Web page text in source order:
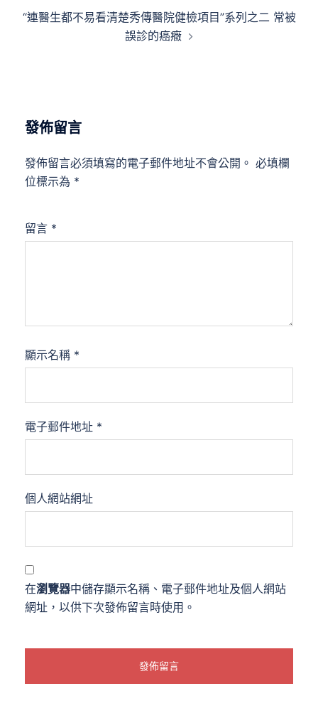
“連醫生都不易看清楚秀傳醫院健檢項目”系列之二 常被
誤診的癌癥
發佈留言
發佈留言必須填寫的電子郵件地址不會公開。 必填欄
位標示為 *
留言 *
顯示名稱 *
電子郵件地址 *
個人網站網址
在瀏覽器中儲存顯示名稱、電子郵件地址及個人網站
網址，以供下次發佈留言時使用。